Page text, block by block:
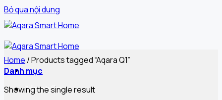
Bỏ qua nội dung
Sản phẩm
Home /Products tagged “Aqara Q1”
Danh mục
Showing the single result